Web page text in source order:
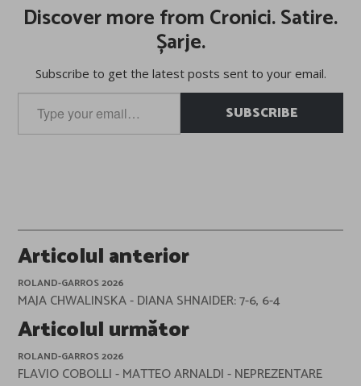
Discover more from Cronici. Satire.
Șarje.
Subscribe to get the latest posts sent to your email.
your
email…
SUBSCRIBE
Post
navigation
Articolul anterior
ROLAND-GARROS 2026
MAJA CHWALINSKA - DIANA SHNAIDER: 7-6, 6-4
Articolul următor
ROLAND-GARROS 2026
FLAVIO COBOLLI - MATTEO ARNALDI - NEPREZENTARE